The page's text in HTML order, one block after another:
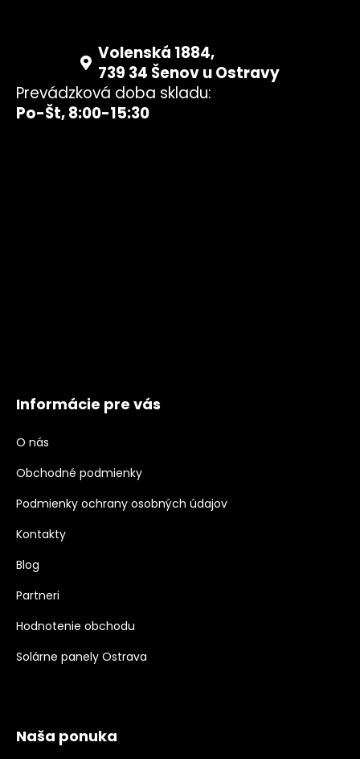
Volenská 1884,
739 34 Šenov u Ostravy
Prevádzková doba skladu:
Po-Št, 8:00-15:30
Informácie pre vás
O nás
Obchodné podmienky
Podmienky ochrany osobných údajov
Kontakty
Blog
Partneri
Hodnotenie obchodu
Solárne panely Ostrava
Naša ponuka